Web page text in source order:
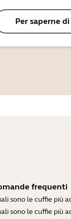
Per saperne
frequenti
sono le cuffie più
sono le cuffie più